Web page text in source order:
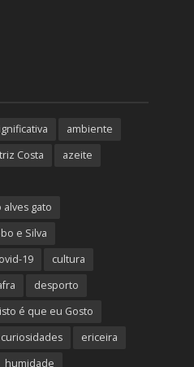
ambiente
Costa
azeite
alves gato
e Silva
19
cultura
desporto
é que eu Gosto
ericeira
humidade